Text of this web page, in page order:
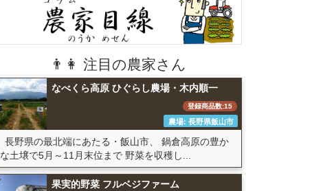
👨👩 注目の農家さん
なべくら高原 ひぐらし農場・木内順一
登録商品数:15
農場: 長野県飯山市
長野県の最北端にあたる・飯山市、 鍋倉高原の豊か
な土壌で5月～11月末位まで 野菜を収穫し...
果実的野菜 フルベジファーム